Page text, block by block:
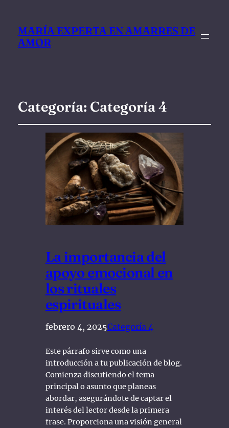
MARÍA EXPERTA EN AMARRES DE
AMOR
Categoría: Categoría 4
La importancia del
apoyo emocional en
los rituales
espirituales
febrero 4, 2025Categoría 4
Este párrafo sirve como una
introducción a tu publicación de blog.
Comienza discutiendo el tema
principal o asunto que planeas
abordar, asegurándote de captar el
interés del lector desde la primera
frase. Proporciona una visión general